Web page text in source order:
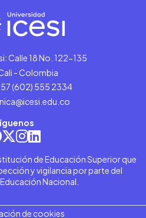
Calle 18 No. 122-135
- Colombia
(602) 555 2334
de Educación Superior que
y vigilancia por parte del
Nacional.
de cookies